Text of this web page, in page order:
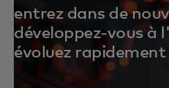
entrez dans de
développez-vous
évoluez rapidement